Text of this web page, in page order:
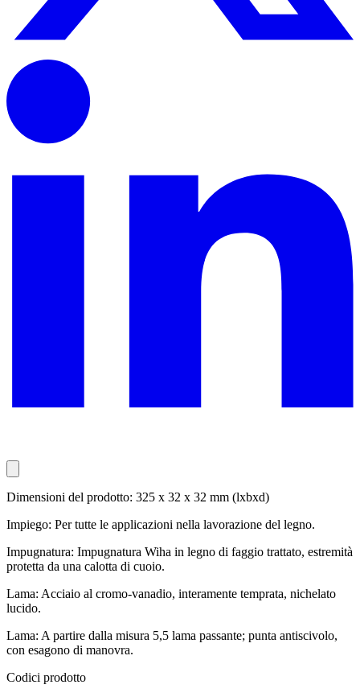
Dimensioni del prodotto: 325 x 32 x 32 mm (lxbxd)
Impiego: Per tutte le applicazioni nella lavorazione del legno.
Impugnatura: Impugnatura Wiha in legno di faggio trattato, estremità
protetta da una calotta di cuoio.
Lama: Acciaio al cromo-vanadio, interamente temprata, nichelato
lucido.
Lama: A partire dalla misura 5,5 lama passante; punta antiscivolo,
con esagono di manovra.
Codici prodotto